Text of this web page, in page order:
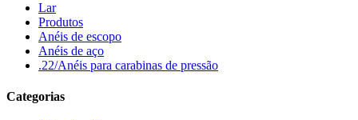
Lar
Produtos
Anéis de escopo
Anéis de aço
.22/Anéis para carabinas de pressão
Categorias